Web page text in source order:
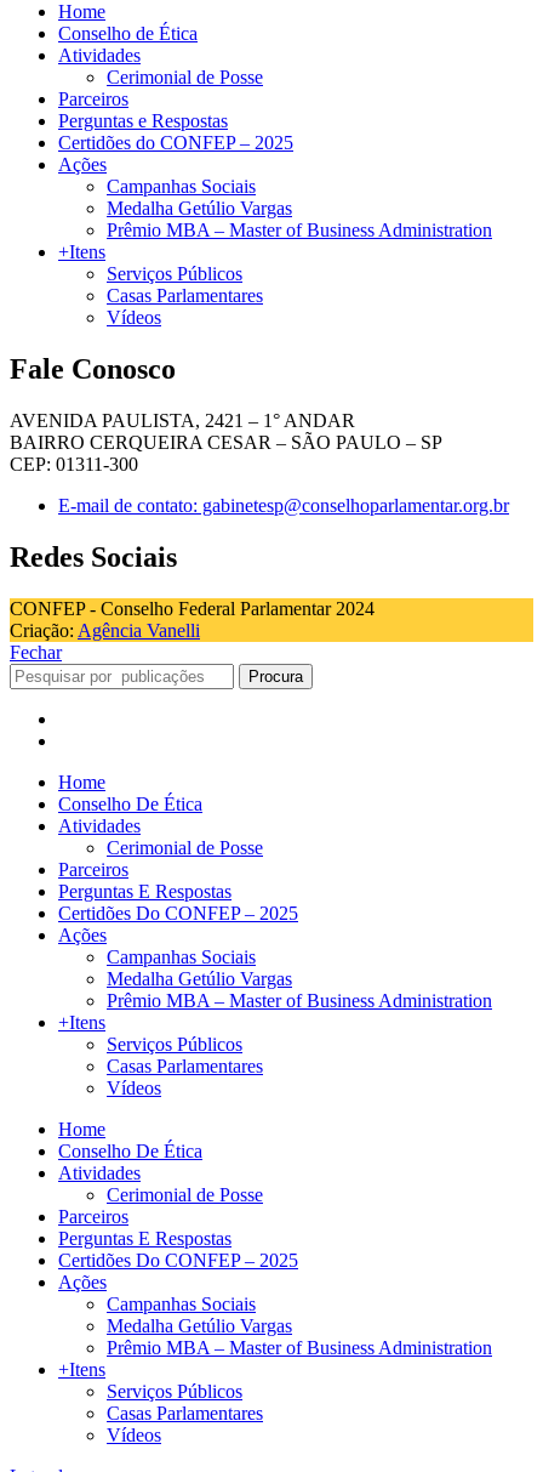
Home
Conselho de Ética
Atividades
Cerimonial de Posse
Parceiros
Perguntas e Respostas
Certidões do CONFEP – 2025
Ações
Campanhas Sociais
Medalha Getúlio Vargas
Prêmio MBA – Master of Business Administration
+Itens
Serviços Públicos
Casas Parlamentares
Vídeos
Fale Conosco
AVENIDA PAULISTA, 2421 – 1° ANDAR
BAIRRO CERQUEIRA CESAR – SÃO PAULO – SP
CEP: 01311-300
E-mail de contato: gabinetesp@conselhoparlamentar.org.br
Redes Sociais
CONFEP - Conselho Federal Parlamentar 2024
Criação: Agência Vanelli
Fechar
Procura
Home
Conselho De Ética
Atividades
Cerimonial de Posse
Parceiros
Perguntas E Respostas
Certidões Do CONFEP – 2025
Ações
Campanhas Sociais
Medalha Getúlio Vargas
Prêmio MBA – Master of Business Administration
+Itens
Serviços Públicos
Casas Parlamentares
Vídeos
Home
Conselho De Ética
Atividades
Cerimonial de Posse
Parceiros
Perguntas E Respostas
Certidões Do CONFEP – 2025
Ações
Campanhas Sociais
Medalha Getúlio Vargas
Prêmio MBA – Master of Business Administration
+Itens
Serviços Públicos
Casas Parlamentares
Vídeos